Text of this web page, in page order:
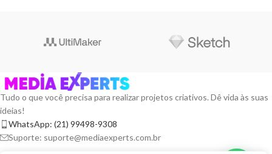
Tudo o que você precisa para realizar projetos criativos. Dê vida às suas
ideias!
WhatsApp: (21) 99498-9308
Suporte: suporte@mediaexperts.com.br